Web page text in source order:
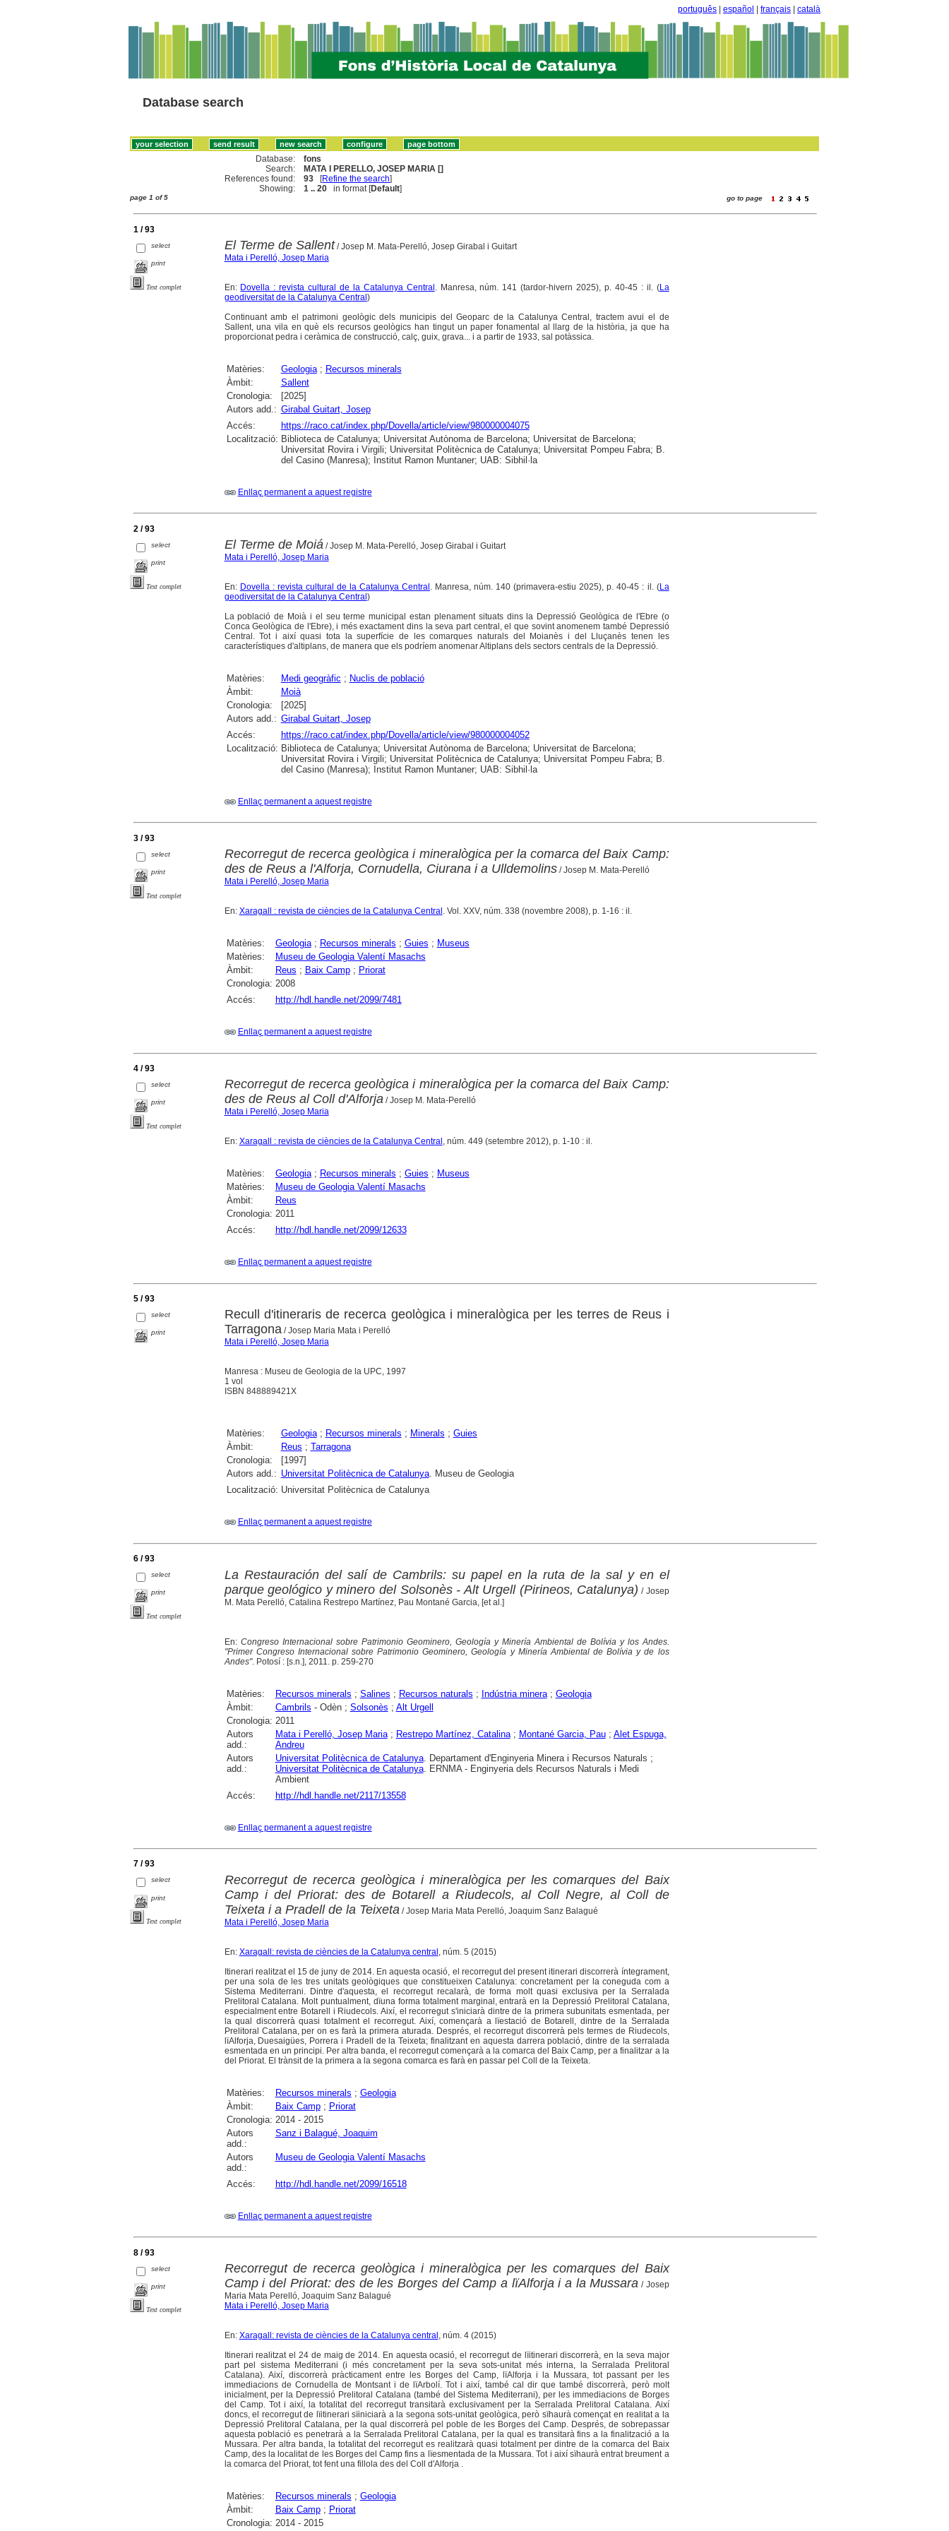
português español français català
Database search
Database:
fons
Search:
MATA I PERELLO, JOSEP MARIA []
References found:
93 [Refine the search]
Showing:
1 .. 20 in format [Default]
page 1 of 5 go to page
1 / 93
select
print
Text complet
El Terme de Sallent/ Josep M. Mata-Perelló, Josep Girabal i Guitart
Mata i Perelló, Josep Maria
En: Dovella : revista cultural de la Catalunya Central. Manresa, núm. 141 (tardor-hivern 2025), p. 40-45 : il. (La
geodiversitat de la Catalunya Central)
Continuant amb el patrimoni geològic dels municipis del Geoparc de la Catalunya Central, tractem avui el de
Sallent, una vila en què els recursos geològics han tingut un paper fonamental al llarg de la història, ja que ha
proporcionat pedra i ceràmica de construcció, calç, guix, grava... i a partir de 1933, sal potàssica.
Matèries: Geologia; Recursos minerals
Àmbit:
Sallent
Cronologia:
[2025]
Autors add.: Girabal Guitart, Josep
Accés:
https://raco.cat/index.php/Dovella/article/view/980000004075
Localització: Biblioteca de Catalunya; Universitat Autònoma de Barcelona; Universitat de Barcelona;
Universitat Rovira i Virgili; Universitat Politècnica de Catalunya; Universitat Pompeu Fabra; B.
del Casino (Manresa); Institut Ramon Muntaner; UAB: Sibhil·la
Enllaç permanent a aquest registre
2 / 93
select
print
Text complet
El Terme de Moiá/ Josep M. Mata-Perelló, Josep Girabal i Guitart
Mata i Perelló, Josep Maria
En: Dovella : revista cultural de la Catalunya Central . Manresa, núm. 140 (primavera-estiu 2025), p. 40-45 : il. (La
geodiversitat de la Catalunya Central )
La població de Moià i el seu terme municipal estan plenament situats dins la Depressió Geològica de l'Ebre (o
Conca Geològica de l'Ebre), i més exactament dins la seva part central, el que sovint anomenem també Depressió
Central. Tot i així quasi tota la superfície de les comarques naturals del Moianès i del Lluçanès tenen les
característiques d'altiplans, de manera que els podríem anomenar Altiplans dels sectors centrals de la Depressió.
Matèries: Medi geogràfic ; Nuclis de població
Àmbit:
Moià
Cronologia:
[2025]
Autors add.: Girabal Guitart, Josep
Accés:
https://raco.cat/index.php/Dovella/article/view/980000004052
Localització: Biblioteca de Catalunya; Universitat Autònoma de Barcelona; Universitat de Barcelona;
Universitat Rovira i Virgili; Universitat Politècnica de Catalunya; Universitat Pompeu Fabra; B.
del Casino (Manresa); Institut Ramon Muntaner; UAB: Sibhil·la
Enllaç permanent a aquest registre
3 / 93
select
print
Text complet
Recorregut de recerca geològica i mineralògica per la comarca del Baix Camp:
des de Reus a l'Alforja, Cornudella, Ciurana i a Ulldemolins/ Josep M. Mata-Perelló
Mata i Perelló, Josep Maria
En: Xaragall : revista de ciències de la Catalunya Central . Vol. XXV, núm. 338 (novembre 2008), p. 1-16 : il.
Matèries: Geologia; Recursos minerals ; Guies ; Museus
Matèries:
Museu de Geologia Valentí Masachs
Àmbit:
Reus ; Baix Camp; Priorat
Cronologia: 2008
Accés:
http://hdl.handle.net/2099/7481
Enllaç permanent a aquest registre
4 / 93
select
print
Text complet
Recorregut de recerca geològica i mineralògica per la comarca del Baix Camp:
des de Reus al Coll d'Alforja/ Josep M. Mata-Perelló
Mata i Perelló, Josep Maria
En: Xaragall : revista de ciències de la Catalunya Central , núm. 449 (setembre 2012), p. 1-10 : il.
Matèries: Geologia; Recursos minerals ; Guies ; Museus
Matèries:
Museu de Geologia Valentí Masachs
Àmbit:
Reus
Cronologia: 2011
Accés:
http://hdl.handle.net/2099/12633
Enllaç permanent a aquest registre
5 / 93
select
print
Recull d'itineraris de recerca geològica i mineralògica per les terres de Reus i
Tarragona/ Josep Maria Mata i Perelló
Mata i Perelló, Josep Maria
Manresa : Museu de Geologia de la UPC, 1997
1 vol
ISBN 848889421X
Matèries: Geologia; Recursos minerals ; Minerals ; Guies
Àmbit:
Reus ; Tarragona
Cronologia:
[1997]
Autors add.: Universitat Politècnica de Catalunya. Museu de Geologia
Localització: Universitat Politècnica de Catalunya
Enllaç permanent a aquest registre
6 / 93
select
print
Text complet
La Restauración del salí de Cambrils: su papel en la ruta de la sal y en el
parque geológico y minero del Solsonès - Alt Urgell (Pirineos, Catalunya) / Josep
M. Mata Perelló, Catalina Restrepo Martínez, Pau Montané Garcia, [et al.]
En: Congreso Internacional sobre Patrimonio Geominero, Geología y Minería Ambiental de Bolívia y los Andes.
"Primer Congreso Internacional sobre Patrimonio Geominero, Geología y Minería Ambiental de Bolívia y de los
Andes". Potosí : [s.n.], 2011. p. 259-270
Matèries: Recursos minerals ; Salines ; Recursos naturals ; Indústria minera; Geologia
Àmbit:
Cambrils - Odèn ; Solsonès ; Alt Urgell
Cronologia: 2011
Autors
add.:
Mata i Perelló, Josep Maria; Restrepo Martínez, Catalina; Montané Garcia, Pau; Alet Espuga,
Andreu
Autors
add.:
Universitat Politècnica de Catalunya. Departament d'Enginyeria Minera i Recursos Naturals ;
Universitat Politècnica de Catalunya. ERNMA - Enginyeria dels Recursos Naturals i Medi
Ambient
Accés:
http://hdl.handle.net/2117/13558
Enllaç permanent a aquest registre
7 / 93
select
print
Text complet
Recorregut de recerca geològica i mineralògica per les comarques del Baix
Camp i del Priorat: des de Botarell a Riudecols, al Coll Negre, al Coll de
Teixeta i a Pradell de la Teixeta / Josep Maria Mata Perelló, Joaquim Sanz Balagué
Mata i Perelló, Josep Maria
En: Xaragall: revista de ciències de la Catalunya central , núm. 5 (2015)
Itinerari realitzat el 15 de juny de 2014. En aquesta ocasió, el recorregut del present itinerari discorrerà íntegrament,
per una sola de les tres unitats geològiques que constitueixen Catalunya: concretament per la coneguda com a
Sistema Mediterrani. Dintre d'aquesta, el recorregut recalarà, de forma molt quasi exclusiva per la Serralada
Prelitoral Catalana. Molt puntualment, dïuna forma totalment marginal, entrarà en la Depressió Prelitoral Catalana,
especialment entre Botarell i Riudecols. Així, el recorregut s'iniciarà dintre de la primera subunitats esmentada, per
la qual discorrerà quasi totalment el recorregut. Així, començarà a lïestació de Botarell, dintre de la Serralada
Prelitoral Catalana, per on es farà la primera aturada. Després, el recorregut discorrerà pels termes de Riudecols,
lïAlforja, Duesaigües, Porrera i Pradell de la Teixeta; finalitzant en aquesta darrera població, dintre de la serralada
esmentada en un principi. Per altra banda, el recorregut començarà a la comarca del Baix Camp, per a finalitzar a la
del Priorat. El trànsit de la primera a la segona comarca es farà en passar pel Coll de la Teixeta.
Matèries: Recursos minerals ; Geologia
Àmbit:
Baix Camp; Priorat
Cronologia: 2014 - 2015
Autors
add.:
Sanz i Balagué, Joaquim
Autors
add.:
Museu de Geologia Valentí Masachs
Accés: http://hdl.handle.net/2099/16518
Enllaç permanent a aquest registre
8 / 93
select
print
Text complet
Recorregut de recerca geològica i mineralògica per les comarques del Baix
Camp i del Priorat: des de les Borges del Camp a lïAlforja i a la Mussara / Josep
Maria Mata Perelló, Joaquim Sanz Balagué
Mata i Perelló, Josep Maria
En: Xaragall: revista de ciències de la Catalunya central , núm. 4 (2015)
Itinerari realitzat el 24 de maig de 2014. En aquesta ocasió, el recorregut de lïitinerari discorrerà, en la seva major
part pel sistema Mediterrani (i més concretament per la seva sots-unitat més interna, la Serralada Prelitoral
Catalana). Així, discorrerà pràcticament entre les Borges del Camp, lïAlforja i la Mussara, tot passant per les
immediacions de Cornudella de Montsant i de lïArbolí. Tot i així, també cal dir que també discorrerà, però molt
inicialment, per la Depressió Prelitoral Catalana (també del Sistema Mediterrani), per les immediacions de Borges
del Camp. Tot i així, la totalitat del recorregut transitarà exclusivament per la Serralada Prelitoral Catalana. Així
doncs, el recorregut de lïitinerari sïiniciarà a la segona sots-unitat geològica, però sïhaurà començat en realitat a la
Depressió Prelitoral Catalana, per la qual discorrerà pel poble de les Borges del Camp. Després, de sobrepassar
aquesta població es penetrarà a la Serralada Prelitoral Catalana, per la qual es transitarà fins a la finalització a la
Mussara. Per altra banda, la totalitat del recorregut es realitzarà quasi totalment per dintre de la comarca del Baix
Camp, des la localitat de les Borges del Camp fins a lïesmentada de la Mussara. Tot i així sïhaurà entrat breument a
la comarca del Priorat, tot fent una fillola des del Coll d'Alforja .
Matèries: Recursos minerals ; Geologia
Àmbit:
Baix Camp; Priorat
Cronologia: 2014 - 2015